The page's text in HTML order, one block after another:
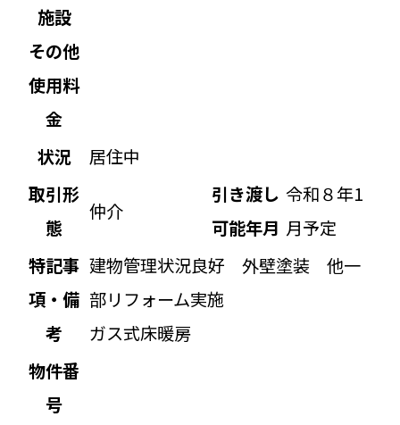
施設
その他
使用料
金
状況
居住中
取引形
態
仲介
引き渡し
可能年月
令和８年1
月予定
特記事
項・備
考
建物管理状況良好 外壁塗装 他一
部リフォーム実施
ガス式床暖房
物件番
号